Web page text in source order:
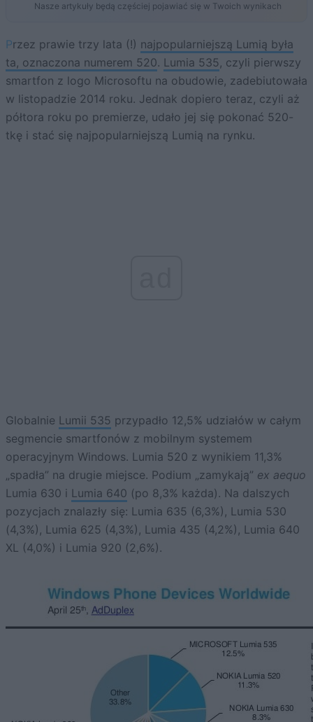
Nasze artykuły będą częściej pojawiać się w Twoich wynikach
Przez prawie trzy lata (!) najpopularniejszą Lumią była
ta, oznaczona numerem 520. Lumia 535, czyli pierwszy
smartfon z logo Microsoftu na obudowie, zadebiutowała
w listopadzie 2014 roku. Jednak dopiero teraz, czyli aż
półtora roku po premierze, udało jej się pokonać 520-
tkę i stać się najpopularniejszą Lumią na rynku.
Globalnie Lumii 535 przypadło 12,5% udziałów w całym
segmencie smartfonów z mobilnym systemem
operacyjnym Windows. Lumia 520 z wynikiem 11,3%
„spadła” na drugie miejsce. Podium „zamykają” ex aequo
Lumia 630 i Lumia 640 (po 8,3% każda). Na dalszych
pozycjach znalazły się: Lumia 635 (6,3%), Lumia 530
(4,3%), Lumia 625 (4,3%), Lumia 435 (4,2%), Lumia 640
XL (4,0%) i Lumia 920 (2,6%).